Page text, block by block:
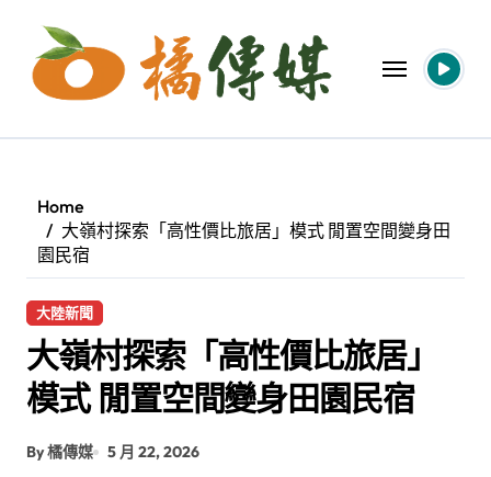
content
Home
大嶺村探索「高性價比旅居」模式 閒置空間變身田
園民宿
大陸新聞
大嶺村探索「高性價比旅居」
模式 閒置空間變身田園民宿
By 橘傳媒 5 月 22, 2026